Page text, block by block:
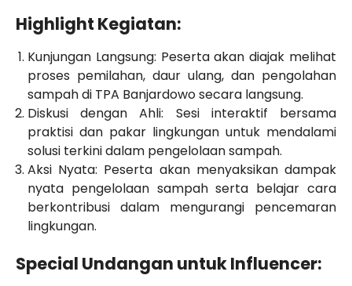
Highlight Kegiatan:
Kunjungan Langsung: Peserta akan diajak melihat
proses pemilahan, daur ulang, dan pengolahan
sampah di TPA Banjardowo secara langsung.
Diskusi dengan Ahli: Sesi interaktif bersama
praktisi dan pakar lingkungan untuk mendalami
solusi terkini dalam pengelolaan sampah.
Aksi Nyata: Peserta akan menyaksikan dampak
nyata pengelolaan sampah serta belajar cara
berkontribusi dalam mengurangi pencemaran
lingkungan.
Special Undangan untuk Influencer: